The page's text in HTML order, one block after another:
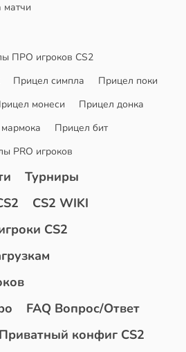
матчи
ПРО игроков CS2
Прицел симпла
Прицел поки
монеси
Прицел донка
Прицел бит
PRO игроков
Турниры
CS2 WIKI
CS2
FAQ Вопрос/Ответ
Приватный конфиг CS2